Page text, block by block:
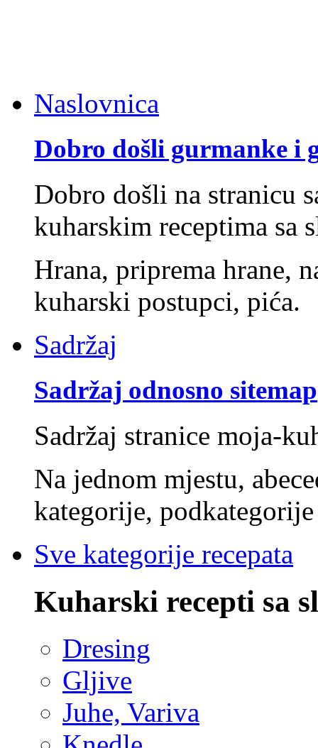
Naslovnica
Dobro došli gurmanke i
Dobro došli na stranicu
kuharskim receptima sa
Hrana, priprema hrane,
kuharski postupci, pića.
Sadržaj
Sadržaj odnosno sitemap
Sadržaj stranice moja-
Na jednom mjestu,
kategorije,
Sve kategorije recepata
Kuharski recepti sa
Dresing
Gljive
Juhe, Variva